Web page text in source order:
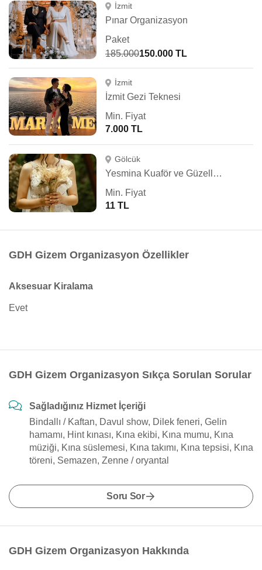
İzmit
Pınar Organizasyon
Paket
185.000150.000 TL
İzmit
İzmit Gezi Teknesi
Min. Fiyat
7.000 TL
Gölcük
Yesmina Kuaför ve Güzellik Salonu
Min. Fiyat
11 TL
GDH Gizem Organizasyon Özellikler
Aksesuar Kiralama
Evet
GDH Gizem Organizasyon Sıkça Sorulan Sorular
Sağladığınız Hizmet İçeriği
Bindallı / Kaftan, Davul show, Dilek feneri, Gelin
hamamı, Hint kınası, Kına ekibi, Kına mumu, Kına
müziği, Kına süslemesi, Kına takımı, Kına tepsisi, Kına
töreni, Semazen, Zenne / oryantal
Soru Sor
GDH Gizem Organizasyon Hakkında